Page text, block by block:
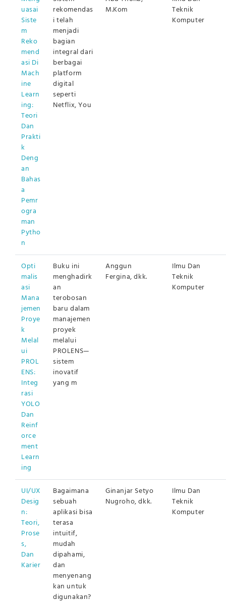
uasai
Siste
m
Reko
mend
asi Di
Mach
ine
Learn
ing:
Teori
Dan
Prakti
k
Deng
an
Bahas
a
Pemr
ogra
man
Pytho
n
rekomendas
i telah
menjadi
bagian
integral dari
berbagai
platform
digital
seperti
Netflix, You
M.Kom
Teknik
Komputer
Opti
malis
asi
Mana
jemen
Proye
k
Melal
ui
PROL
ENS:
Integ
rasi
YOLO
Dan
Reinf
orce
ment
Learn
ing
Buku ini
menghadirk
an
terobosan
baru dalam
manajemen
proyek
melalui
PROLENS—
sistem
inovatif
yang m
Anggun
Fergina, dkk.
Ilmu Dan
Teknik
Komputer
UI/UX
Desig
n:
Teori,
Prose
s,
Dan
Karier
Bagaimana
sebuah
aplikasi bisa
terasa
intuitif,
mudah
dipahami,
dan
menyenang
kan untuk
digunakan?
Ginanjar Setyo
Nugroho, dkk.
Ilmu Dan
Teknik
Komputer